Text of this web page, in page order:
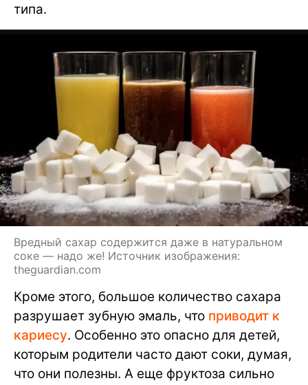
типа.
Вредный сахар содержится даже в натуральном
соке — надо же! Источник изображения:
theguardian.com
Кроме этого, большое количество сахара
разрушает зубную эмаль, что приводит к
кариесу. Особенно это опасно для детей,
которым родители часто дают соки, думая,
что они полезны. А еще фруктоза сильно